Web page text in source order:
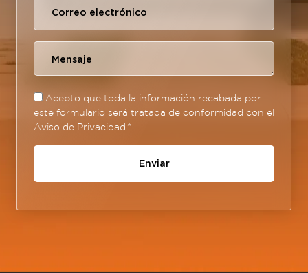
Acepto que toda la información recabada por
este formulario será tratada de conformidad con el
Aviso de Privacidad *
Enviar